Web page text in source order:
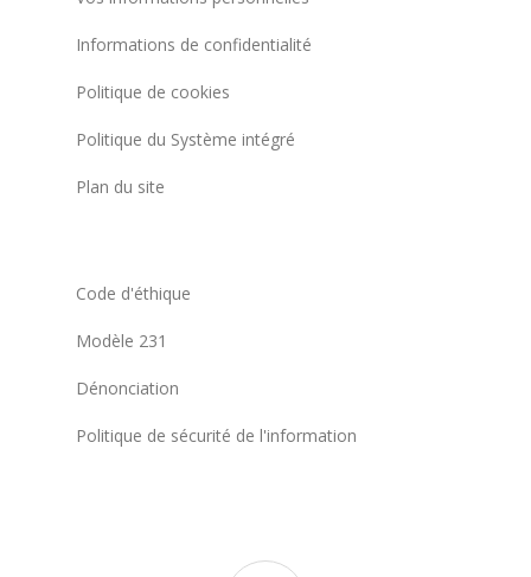
Informations de confidentialité
Politique de cookies
Politique du Système intégré
Plan du site
Code d'éthique
Modèle 231
Dénonciation
Politique de sécurité de l'information